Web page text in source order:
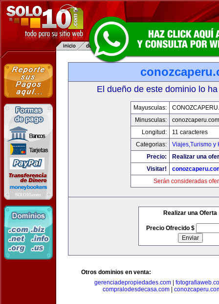
El dueño de este dominio lo
Mayusculas:
Minusculas:
conozcaperu.com
Longitud:
11 caracteres
Categorias:
Viajes,Turismo y
Precio:
Realizar una
Visitar!
Serán consideradas
Realizar una Oferta
Precio Ofrecido $
Otros dominios en venta:
gerenciadepropiedades.com|
compralodesdecasa.com